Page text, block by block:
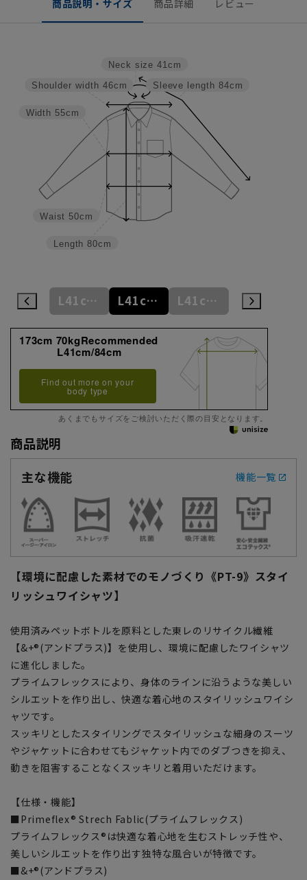
商品説明・サイズ 商品詳細 レビュー
Sleeve length 84cm
Neck size 41cm
Length 80cm
Waist 50cm
Width 55cm
Shoulder width 46cm
L41cm/80cm L41cm/82cm L41cm/84cm L41cm/86cm
173cm 70kgRecommended
L41cm/84cm
Find out more on your
body type
あくまでもサイズをご検討いただく際の目安となります。
商品説明
主な機能
機能一覧
【環境に配慮した素材でのモノづくり《PT-9》スタイ
リッシュワイシャツ】
使用済みペットボトルを原料とした東レのリサイクル繊維
【&+®(アンドプラス)】を使用し、環境に配慮したワイシャツ
に進化しました。
プライムフレックスにより、身体のラインに沿うような美しい
シルエットを作り出し、快適な着心地のスタイリッシュワイシ
ャツです。
スッキリとしたスタイリングでスタイリッシュな細身のスーツ
やジャケットに合わせてもジャケット内でのダブつきを抑え、
動きを阻害することなくスッキリと着用いただけます。
【仕様・機能】
■Primeflex® Strech Fablic(プライムフレックス)
プライムフレックス®は快適な着心地を生むストレッチ性や、
美しいシルエットを作り出す独特な風合いが特徴です。
■&+®(アンドプラス)